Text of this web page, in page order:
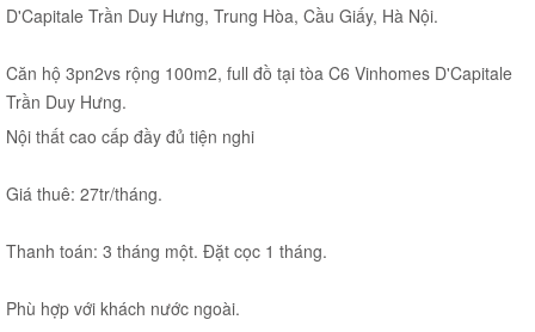
D'Capitale Trần Duy Hưng, Trung Hòa, Cầu Giấy, Hà Nội.
Căn hộ 3pn2vs rộng 100m2, full đồ tại tòa C6 Vinhomes D'Capitale
Trần Duy Hưng.
Nội thất cao cấp đầy đủ tiện nghi
Giá thuê: 27tr/tháng.
Thanh toán: 3 tháng một. Đặt cọc 1 tháng.
Phù hợp với khách nước ngoài.